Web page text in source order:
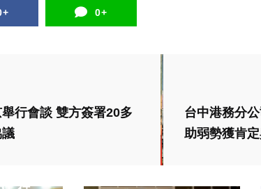
0+
行會談 雙方簽署20多
台中港務分
助弱勢獲肯
文教